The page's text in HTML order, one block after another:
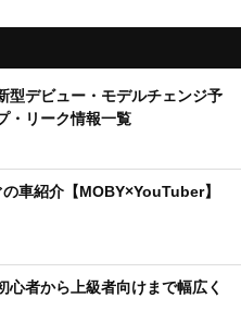
型デビュー・モデルチェンジ予
・リーク情報一覧
車紹介【MOBY×YouTuber】
心者から上級者向けまで幅広く